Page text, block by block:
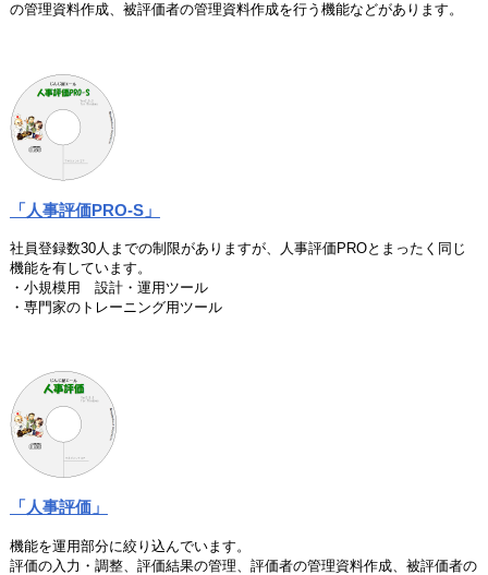
の管理資料作成、被評価者の管理資料作成を行う機能などがあります。
「人事評価PRO-S」
社員登録数30人までの制限がありますが、人事評価PROとまったく同じ
機能を有しています。
・小規模用 設計・運用ツール
・専門家のトレーニング用ツール
「人事評価」
機能を運用部分に絞り込んでいます。
評価の入力・調整、評価結果の管理、評価者の管理資料作成、被評価者の